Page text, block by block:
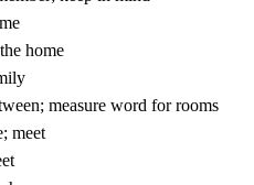
home
measure word for rooms
meet